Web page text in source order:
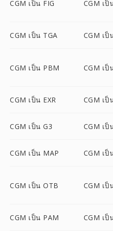
CGM เป็น FIG CGM เป็
CGM เป็น TGA CGM เป็
CGM เป็น PBM CGM เป็
CGM เป็น EXR CGM เป็
CGM เป็น G3 CGM เป็
CGM เป็น MAP CGM เป็
CGM เป็น OTB CGM เป็
CGM เป็น PAM CGM เป็